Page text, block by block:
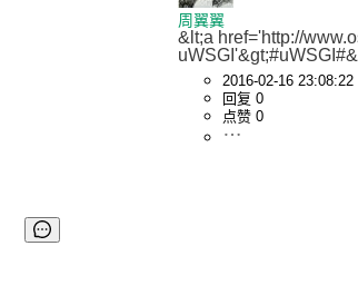
周翼翼
&lt;a href='http://
2016-02-16 23:08:22
回复 0
点赞 0